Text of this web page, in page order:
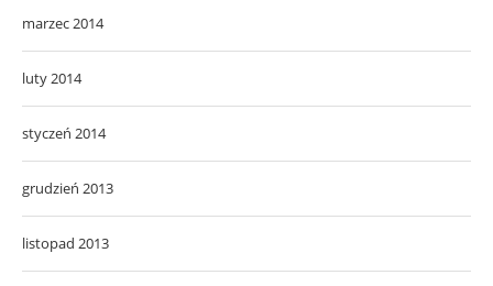
marzec 2014
luty 2014
styczeń 2014
grudzień 2013
listopad 2013